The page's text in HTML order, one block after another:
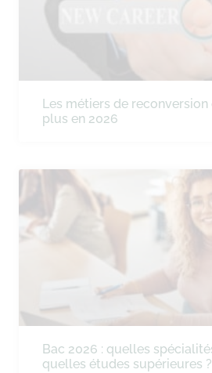
Les métiers de
plus en 2026
Bac 2026 : quelles
quelles études supérieures ?